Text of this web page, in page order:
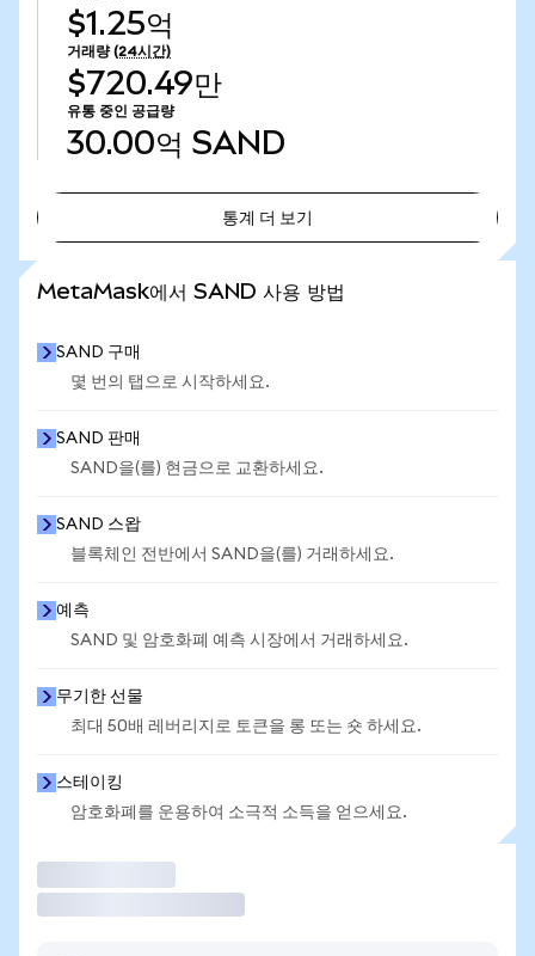
$1.25억
거래량 (24시간)
$720.49만
유통 중인 공급량
30.00억 SAND
통계 더 보기
MetaMask에서 SAND 사용 방법
SAND 구매
몇 번의 탭으로 시작하세요.
SAND 판매
SAND을(를) 현금으로 교환하세요.
SAND 스왑
블록체인 전반에서 SAND을(를) 거래하세요.
예측
SAND 및 암호화폐 예측 시장에서 거래하세요.
무기한 선물
최대 50배 레버리지로 토큰을 롱 또는 숏 하세요.
스테이킹
암호화폐를 운용하여 소극적 소득을 얻으세요.